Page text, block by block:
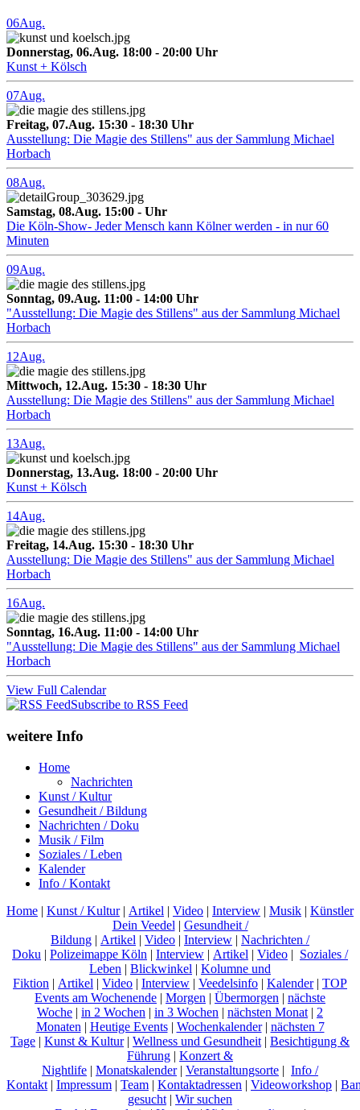
06Aug.
Donnerstag, 06.Aug. 18:00 - 20:00 Uhr
Kunst + Kölsch
07Aug.
Freitag, 07.Aug. 15:30 - 18:30 Uhr
Ausstellung: Die Magie des Stillens" aus der Sammlung Michael
Horbach
08Aug.
Samstag, 08.Aug. 15:00 - Uhr
Die Köln-Show- Jeder Mensch kann Kölner werden - in nur 60
Minuten
09Aug.
Sonntag, 09.Aug. 11:00 - 14:00 Uhr
"Ausstellung: Die Magie des Stillens" aus der Sammlung Michael
Horbach
12Aug.
Mittwoch, 12.Aug. 15:30 - 18:30 Uhr
Ausstellung: Die Magie des Stillens" aus der Sammlung Michael
Horbach
13Aug.
Donnerstag, 13.Aug. 18:00 - 20:00 Uhr
Kunst + Kölsch
14Aug.
Freitag, 14.Aug. 15:30 - 18:30 Uhr
Ausstellung: Die Magie des Stillens" aus der Sammlung Michael
Horbach
16Aug.
Sonntag, 16.Aug. 11:00 - 14:00 Uhr
"Ausstellung: Die Magie des Stillens" aus der Sammlung Michael
Horbach
View Full Calendar
Subscribe to RSS Feed
weitere Info
Home
Nachrichten
Kunst / Kultur
Gesundheit / Bildung
Nachrichten / Doku
Musik / Film
Soziales / Leben
Kalender
Info / Kontakt
Home | Kunst / Kultur| Artikel | Video | Interview | Musik | Künstler
Dein Veedel | Gesundheit /
Bildung | Artikel | Video | Interview | Nachrichten /
Doku | Polizeimappe Köln | Interview | Artikel | Video | Soziales /
Leben | Blickwinkel | Kolumne und
Fiktion | Artikel | Video | Interview | Veedelsinfo | Kalender| TOP
Events am Wochenende | Morgen | Übermorgen | nächste
Woche | in 2 Wochen | in 3 Wochen | nächsten Monat | 2
Monaten | Heutige Events| Wochenkalender| nächsten 7
Tage | Kunst & Kultur| Wellness und Gesundheit | Besichtigung &
Führung | Konzert &
Nightlife | Monatskalender| Veranstaltungsorte | Info /
Kontakt | Impressum | Team | Kontaktadressen | Videoworkshop |
gesucht | Wir suchen